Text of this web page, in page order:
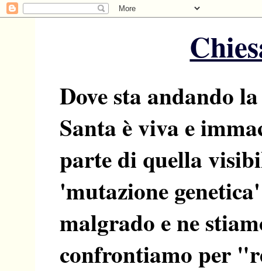
Dove sta andando
Santa è viva e
parte di quella
'mutazione
malgrado e ne
confrontiamo per